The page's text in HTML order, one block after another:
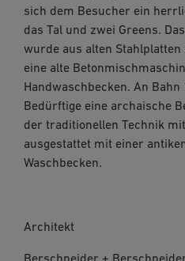
sich dem Besucher ein
das Tal und zwei Greens.
wurde aus alten
eine alte
Handwaschbecken. An
Bedürftige eine archaische
der traditionellen Technik
ausgestattet mit einer
Waschbecken.
Architekt